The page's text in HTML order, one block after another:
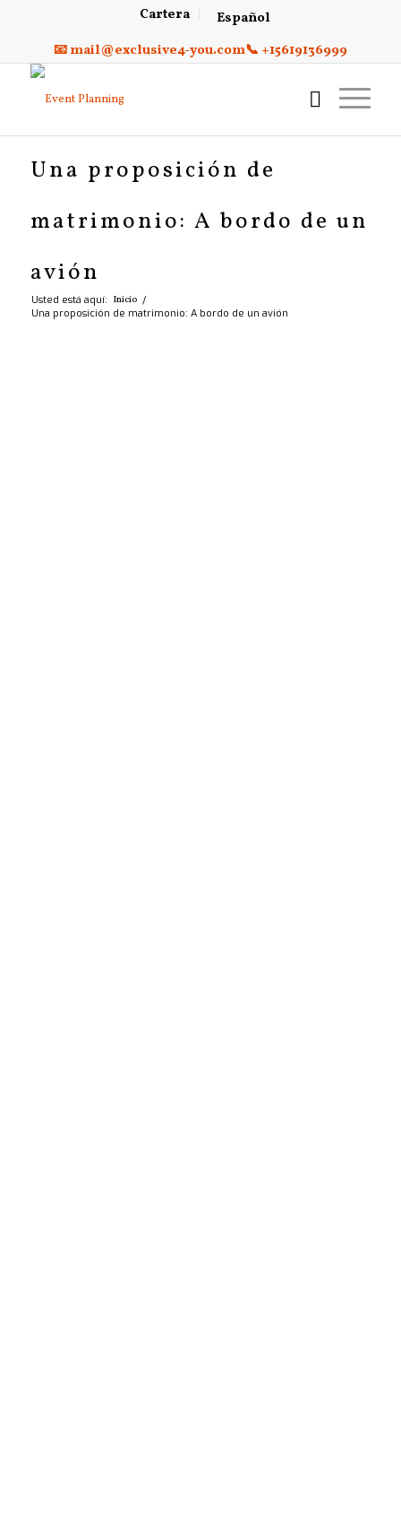
Cartera
Español
📧 mail@exclusive4-you.com📞 +15619136999
Una proposición de
matrimonio: A bordo de un
avión
Usted está aquí: Inicio /
Una proposición de matrimonio: A bordo de un avión